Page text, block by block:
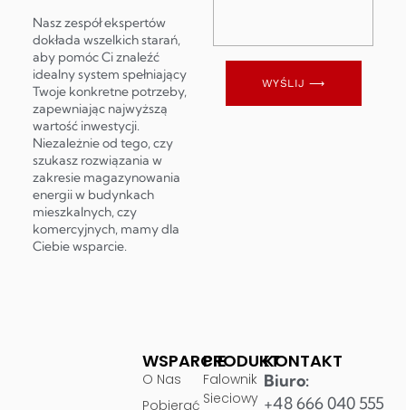
Nasz zespół ekspertów
dokłada wszelkich starań,
aby pomóc Ci znaleźć
idealny system spełniający
Twoje konkretne potrzeby,
zapewniając najwyższą
wartość inwestycji.
Niezależnie od tego, czy
szukasz rozwiązania w
zakresie magazynowania
energii w budynkach
mieszkalnych, czy
komercyjnych, mamy dla
Ciebie wsparcie.
WYŚLIJ ⟶
PRODUKT
Falownik
Sieciowy
WSPARCIE
O Nas
Pobierać
KONTAKT
Biuro:
+48 666 040 555